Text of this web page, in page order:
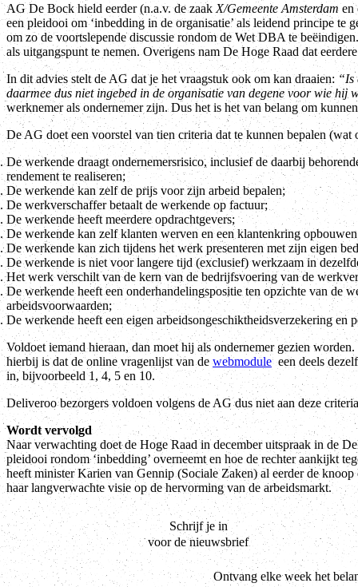
AG De Bock hield eerder (n.a.v. de zaak X/Gemeente Amsterdamen
een pleidooi om ‘inbedding in de organisatie’ als leidend principe
om zo de voortslepende discussie rondom de Wet DBA te
als uitgangspunt te nemen. Overigens nam De Hoge Raad dat
In dit advies stelt de AG dat je het vraagstuk ook om kan draaien: “Is
daarmee dus niet ingebed in de organisatie van degene voor wie hij
werknemer als ondernemer zijn. Dus het is het van belang om
De AG doet een voorstel van tien criteria dat te kunnen bepalen
De werkende draagt ondernemersrisico, inclusief de daarbij
rendement te realiseren;
De werkende kan zelf de prijs voor zijn arbeid bepalen;
De werkverschaffer betaalt de werkende op factuur;
De werkende heeft meerdere opdrachtgevers;
De werkende kan zelf klanten werven en een klantenkring
De werkende kan zich tijdens het werk presenteren met zijn eigen
De werkende is niet voor langere tijd (exclusief) werkzaam in
Het werk verschilt van de kern van de bedrijfsvoering van de
De werkende heeft een onderhandelingspositie ten opzichte van de
arbeidsvoorwaarden;
De werkende heeft een eigen arbeidsongeschiktheidsverzekering en
Voldoet iemand hieraan, dan moet hij als ondernemer gezien
hierbij is dat de online vragenlijst van dewebmoduleeen deels
in, bijvoorbeeld 1, 4, 5 en 10.
Deliveroo bezorgers voldoen volgens de AG dus niet aan deze
Wordt vervolgd
Naar verwachting doet de Hoge Raad in december uitspraak in de
pleidooi rondom ‘inbedding’ overneemt en hoe de rechter aankijkt
heeft minister Karien van Gennip (Sociale Zaken) al eerder de
haar langverwachte visie op de hervorming van de arbeidsmarkt.
Schrijf je in
voor de nieuwsbrief
Ontvang elke week het